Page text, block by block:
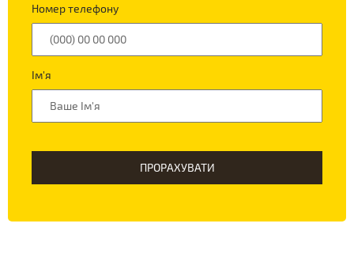
Номер телефону
Ім'я
ПРОРАХУВАТИ